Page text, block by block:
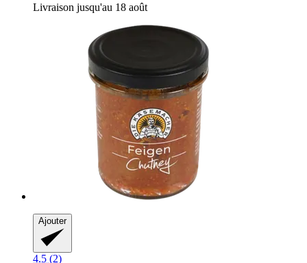
Livraison jusqu'au 18 août
Ajouter
4.5 (2)